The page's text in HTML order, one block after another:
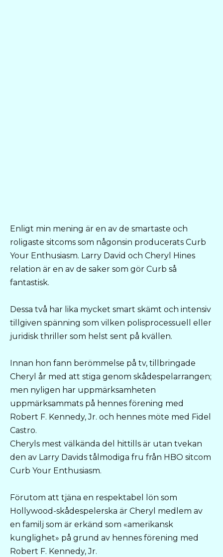
Enligt min mening är en av de smartaste och
roligaste sitcoms som någonsin producerats Curb
Your Enthusiasm. Larry David och Cheryl Hines
relation är en av de saker som gör Curb så
fantastisk.
Dessa två har lika mycket smart skämt och intensiv
tillgiven spänning som vilken polisprocessuell eller
juridisk thriller som helst sent på kvällen.
Innan hon fann berömmelse på tv, tillbringade
Cheryl år med att stiga genom skådespelarrangen;
men nyligen har uppmärksamheten
uppmärksammats på hennes förening med
Robert F. Kennedy, Jr. och hennes möte med Fidel
Castro.
Cheryls mest välkända del hittills är utan tvekan
den av Larry Davids tålmodiga fru från HBO sitcom
Curb Your Enthusiasm.
Förutom att tjäna en respektabel lön som
Hollywood-skådespelerska är Cheryl medlem av
en familj som är erkänd som «amerikansk
kunglighet» på grund av hennes förening med
Robert F. Kennedy, Jr.